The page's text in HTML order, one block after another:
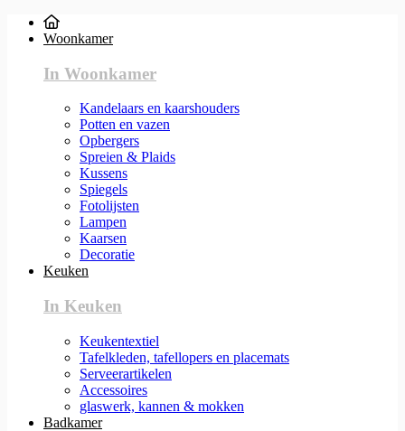
Woonkamer
In Woonkamer
Kandelaars en kaarshouders
Potten en vazen
Opbergers
Spreien & Plaids
Kussens
Spiegels
Fotolijsten
Lampen
Kaarsen
Decoratie
Keuken
In Keuken
Keukentextiel
Tafelkleden, tafellopers en placemats
Serveerartikelen
Accessoires
glaswerk, kannen & mokken
Badkamer